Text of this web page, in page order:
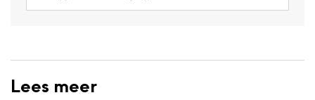
Lees meer